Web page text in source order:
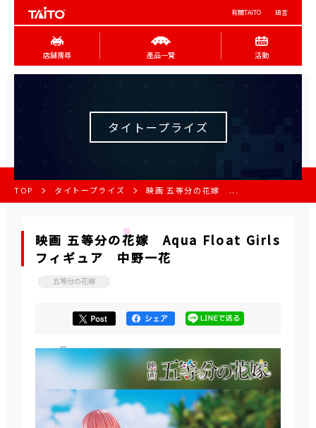
有關TAITO 語言
店舖搜尋 產品一覽 活動
タイトープライズ
TOP タイトープライズ 映画 五等分の花嫁 ...
映画 五等分の花嫁 Aqua Float Girls
フィギュア 中野一花
五等分の花嫁